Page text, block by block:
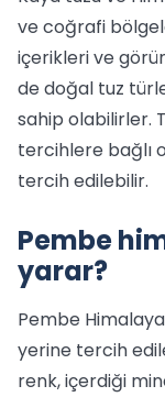
ve coğrafi
içerikleri ve
de doğal tuz
sahip olabilirler.
tercihlere bağlı
tercih edilebilir.
Pembe
yarar?
Pembe
yerine tercih
renk, içerdiği